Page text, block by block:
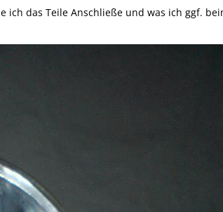
das Teile Anschließe und was ich ggf.